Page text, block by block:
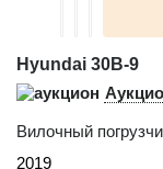
Hyundai 30B-9
Вилочный
2019